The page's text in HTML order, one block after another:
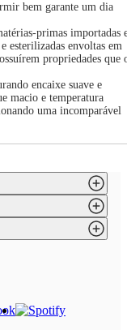
bem garante um dia
primas importadas
esterilizadas envoltas em
propriedades que
encaixe suave e
macio e temperatura
uma incomparável